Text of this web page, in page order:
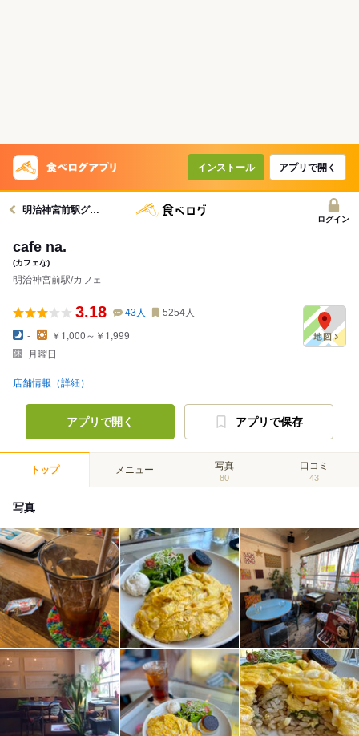
インストール アプリで開く
明治神宮前駅グルメへ
ログイン
cafe na.
(カフェな)
明治神宮前駅/カフェ
3.18 43人 5254人
-
￥1,000～￥1,999
月曜日
店舗情報（詳細）
アプリで開く アプリで保存
トップ メニュー 写真
80
口コミ
43
写真